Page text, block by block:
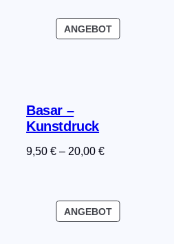
ANGEBOTPRODUKT
Basar –
Kunstdruck
9,50€ – 20,00€
ANGEBOTPRODUKT